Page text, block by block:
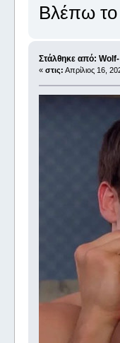
Βλέπω
Στάλθηκε από: Wolf-
« στις: Απρίλιος 16,